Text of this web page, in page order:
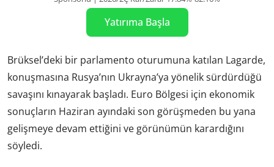
Yatırıma Başla
Brüksel’deki bir parlamento oturumuna katılan Lagarde,
konuşmasına Rusya’nın Ukrayna’ya yönelik sürdürdüğü
savaşını kınayarak başladı. Euro Bölgesi için ekonomik
sonuçların Haziran ayındaki son görüşmeden bu yana
gelişmeye devam ettiğini ve görünümün karardığını
söyledi.